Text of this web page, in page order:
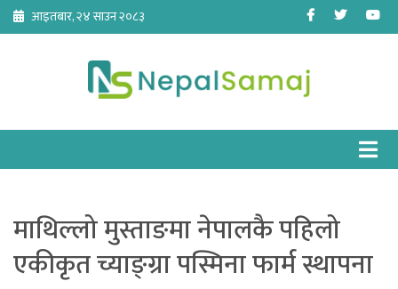
Skip
content
आइतबार, २४ साउन २०८३ Facebook
Twitter
माथिल्लो मुस्ताङमा नेपालकै पहिलो
एकीकृत च्याङ्ग्रा पस्मिना फार्म स्थापना